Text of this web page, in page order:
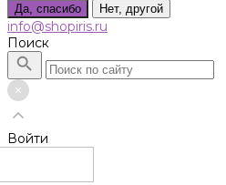
Да, спасибо Нет, другой
info@shopiris.ru
Поиск
Войти